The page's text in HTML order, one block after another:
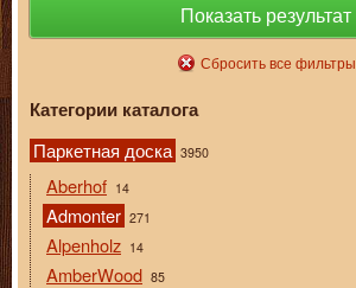
Показать результат
Сбросить все фильтры
Категории каталога
Паркетная доска 3950
Aberhof 14
Admonter 271
Alpenholz 14
AmberWood 85